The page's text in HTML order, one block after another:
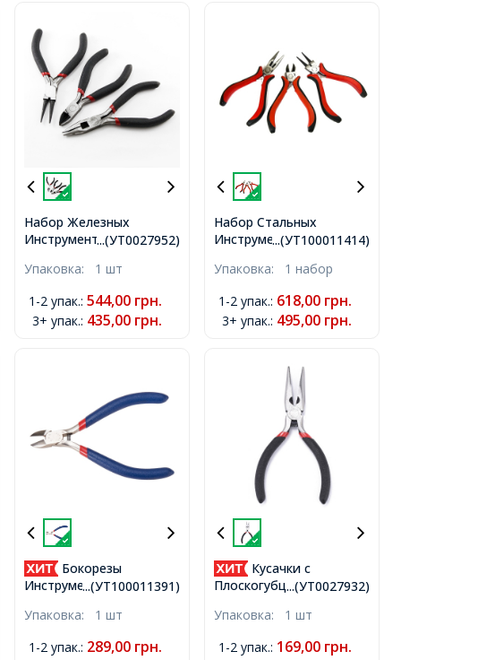
...(УТ0027952)
Набор Железных
Инструментов для
в Блистере,
Плоскогубцы, Черный,
190х170х14мм, 3шт/
Упаковка: 1 шт
1-2 упак.: 544,00 грн.
3+ упак.: 435,00 грн.
...(УТ100011414)
Набор Стальных
Инструментов для
на Блистере,
Плоскогубцы, Бокорезы,
Красный, 185x170x20мм,
Упаковка: 1 набор
1-2 упак.: 618,00 грн.
3+ упак.: 495,00 грн.
...(УТ100011391)
Бокорезы
Инструмент для
Нержавеющая Сталь,
Упаковка: 1 шт
1-2 упак.: 289,00 грн.
...(УТ0027932)
Кусачки с
Плоскогубцами 2в1
для Рукоделия и
135х50х10 мм,
Упаковка: 1 шт
1-2 упак.: 169,00 грн.